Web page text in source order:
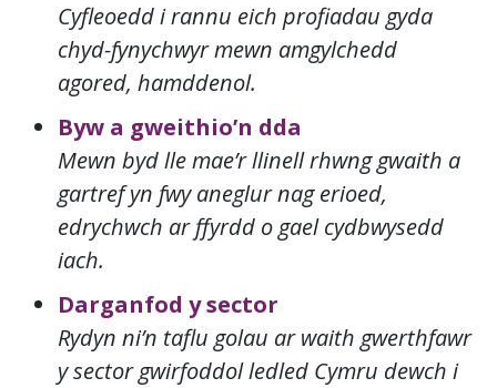
Cyfleoedd i rannu eich profiadau gyda
chyd-fynychwyr mewn amgylchedd
agored, hamddenol.
Byw a gweithio’n dda
Mewn byd lle mae’r llinell rhwng gwaith a
gartref yn fwy aneglur nag erioed,
edrychwch ar ffyrdd o gael cydbwysedd
iach.
Darganfod y sector
Rydyn ni’n taflu golau ar waith gwerthfawr
y sector gwirfoddol ledled Cymru dewch i